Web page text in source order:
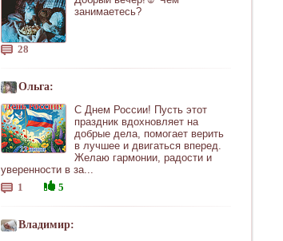
занимаетесь?
28
Ольга:
С Днем России! Пусть этот
праздник вдохновляет на
добрые дела, помогает верить
в лучшее и двигаться вперед.
Желаю гармонии, радости и
уверенности в за...
1
5
Владимир: